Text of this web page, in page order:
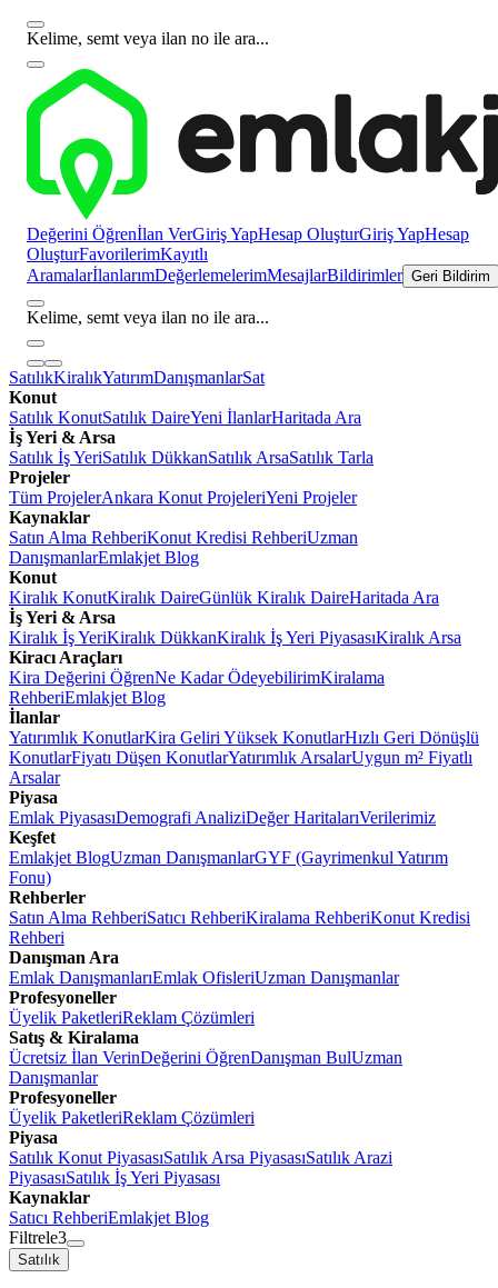
Kelime, semt veya ilan no ile ara...
Değerini Öğrenİlan VerGiriş YapHesap OluşturGiriş YapHesap
OluşturFavorilerimKayıtlı
AramalarİlanlarımDeğerlemelerimMesajlarBildirimler Geri Bildirim
Kelime, semt veya ilan no ile ara...
SatılıkKiralıkYatırımDanışmanlarSat
Konut
Satılık KonutSatılık DaireYeni İlanlarHaritada Ara
İş Yeri & Arsa
Satılık İş YeriSatılık DükkanSatılık ArsaSatılık Tarla
Projeler
Tüm ProjelerAnkara Konut ProjeleriYeni Projeler
Kaynaklar
Satın Alma RehberiKonut Kredisi RehberiUzman
DanışmanlarEmlakjet Blog
Konut
Kiralık KonutKiralık DaireGünlük Kiralık DaireHaritada Ara
İş Yeri & Arsa
Kiralık İş YeriKiralık DükkanKiralık İş Yeri PiyasasıKiralık Arsa
Kiracı Araçları
Kira Değerini ÖğrenNe Kadar ÖdeyebilirimKiralama
RehberiEmlakjet Blog
İlanlar
Yatırımlık KonutlarKira Geliri Yüksek KonutlarHızlı Geri Dönüşlü
KonutlarFiyatı Düşen KonutlarYatırımlık ArsalarUygun m² Fiyatlı
Arsalar
Piyasa
Emlak PiyasasıDemografi AnaliziDeğer HaritalarıVerilerimiz
Keşfet
Emlakjet BlogUzman DanışmanlarGYF (Gayrimenkul Yatırım
Fonu)
Rehberler
Satın Alma RehberiSatıcı RehberiKiralama RehberiKonut Kredisi
Rehberi
Danışman Ara
Emlak DanışmanlarıEmlak OfisleriUzman Danışmanlar
Profesyoneller
Üyelik PaketleriReklam Çözümleri
Satış & Kiralama
Ücretsiz İlan VerinDeğerini ÖğrenDanışman BulUzman
Danışmanlar
Profesyoneller
Üyelik PaketleriReklam Çözümleri
Piyasa
Satılık Konut PiyasasıSatılık Arsa PiyasasıSatılık Arazi
PiyasasıSatılık İş Yeri Piyasası
Kaynaklar
Satıcı RehberiEmlakjet Blog
Filtrele3
Satılık